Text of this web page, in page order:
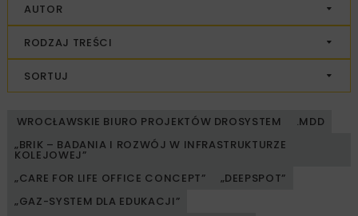
AUTOR
RODZAJ TREŚCI
SORTUJ
WROCŁAWSKIE BIURO PROJEKTÓW DROSYSTEM
.MDD
„BRIK – BADANIA I ROZWÓJ W INFRASTRUKTURZE
KOLEJOWEJ”
„CARE FOR LIFE OFFICE CONCEPT”
„DEEPSPOT”
„GAZ-SYSTEM DLA EDUKACJI”